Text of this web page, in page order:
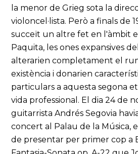
la menor de Grieg sota la
violoncel·lista. Però a finals de
succeït un altre fet en l'àmbit
Paquita, les ones expansives
alterarien completament el
existència i donarien
particulars a aquesta segona
vida professional. El dia 24 de
guitarrista Andrés Segovia
concert al Palau de la Música,
de presentar per primer cop a